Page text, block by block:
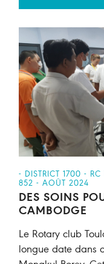
- DISTRICT 1700 -
852 - AOÛT 2024
DES SOINS
CAMBODGE
Le Rotary club
longue date dans